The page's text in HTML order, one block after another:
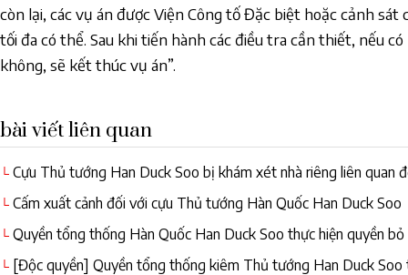
còn lại, các vụ án được Viện Công tố Đặc biệt hoặc cảnh
tối đa có thể. Sau khi tiến hành các điều tra cần thiết, nếu
không, sẽ kết thúc vụ án”.
bài viết liên quan
└ Cựu Thủ tướng Han Duck Soo bị khám xét nhà riêng liên quan
└ Cấm xuất cảnh đối với cựu Thủ tướng Hàn Quốc Han Duck Soo
└ Quyền tổng thống Hàn Quốc Han Duck Soo thực hiện quyền
└ [Độc quyền] Quyền tổng thống kiêm Thủ tướng Han Duck Soo